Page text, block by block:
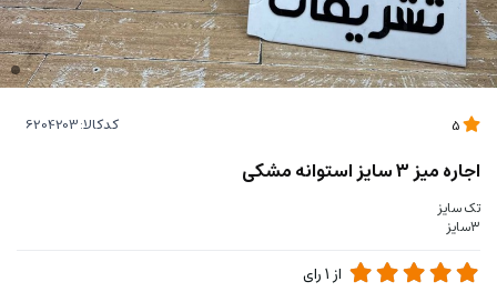
کدکالا:
اجاره میز ۳ سایز استوانه مشکی
تک سایز
۳سایز
از 1رای